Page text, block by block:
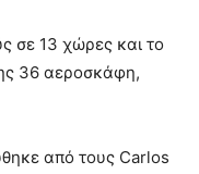
σε 13 χώρες και το
36 αεροσκάφη,
από τους Carlos